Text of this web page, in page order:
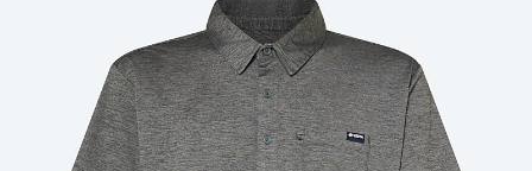
Cantidad:
Precio: Sin cargo
Cantidad: